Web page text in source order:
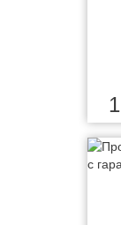
1